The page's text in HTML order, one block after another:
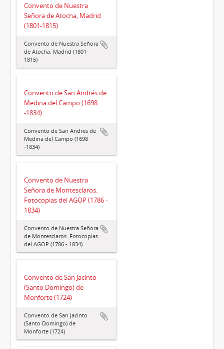
Convento de Nuestra
Señora de Atocha, Madrid
(1801-1815)
Convento de Nuestra Señora
de Atocha, Madrid (1801-
1815)
Convento de San Andrés de
Medina del Campo (1698
-1834)
Convento de San Andrés de
Medina del Campo (1698
-1834)
Convento de Nuestra
Señora de Montesclaros.
Fotocopias del AGOP (1786 -
1834)
Convento de Nuestra Señora
de Montesclaros. Fotocopias
del AGOP (1786 - 1834)
Convento de San Jacinto
(Santo Domingo) de
Monforte (1724)
Convento de San Jacinto
(Santo Domingo) de
Monforte (1724)